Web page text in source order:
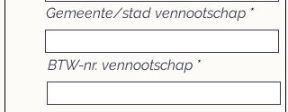
Gemeente/stad vennootschap
BTW-nr. vennootschap